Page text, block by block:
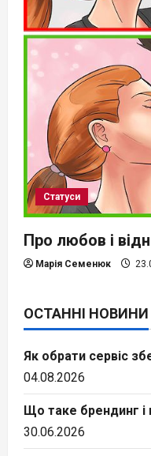
Статуси
Про любов і
Марія Семенюк
ОСТАННІ НОВИНИ
Як обрати сервіс
04.08.2026
Що таке брендинг і
30.06.2026